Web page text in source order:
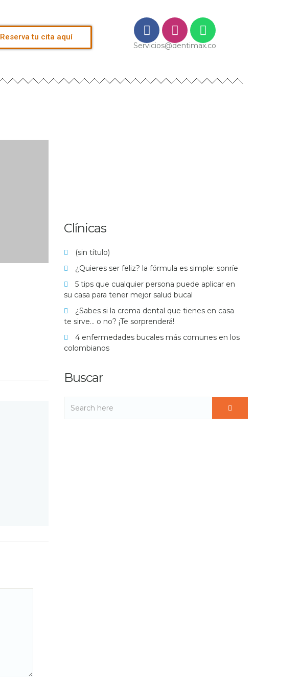
Reserva tu cita aquí
Servicios@dentimax.co
Clínicas
(sin título)
¿Quieres ser feliz? la fórmula es simple: sonríe
5 tips que cualquier persona puede aplicar en
su casa para tener mejor salud bucal
¿Sabes si la crema dental que tienes en casa
te sirve… o no? ¡Te sorprenderá!
4 enfermedades bucales más comunes en los
colombianos
Buscar